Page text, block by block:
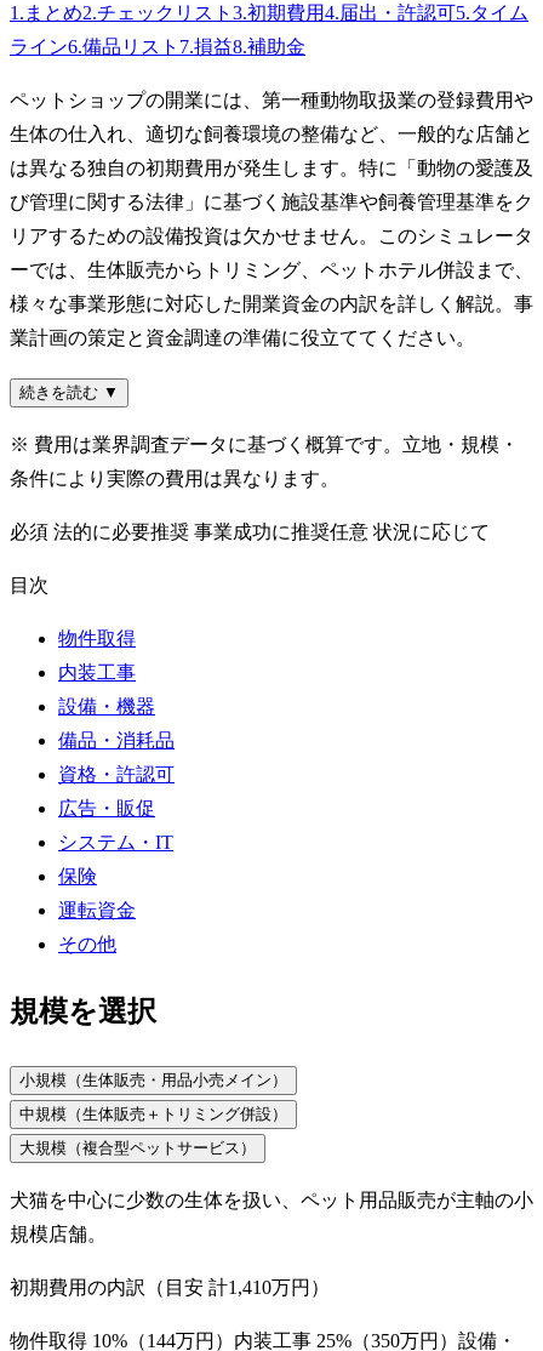
1 . まとめ2.チェックリスト 3.初期費用4.届出・許認可5.タイム
ライン6.備品リスト 7.損益8.補助金
ペットショップの開業には、第一種動物取扱業の登録費用や
生体の仕入れ、適切な飼養環境の整備など、一般的な店舗と
は異なる独自の初期費用が発生します。特に「動物の愛護及
び管理に関する法律」に基づく施設基準や飼養管理基準をク
リアするための設備投資は欠かせません。このシミュレータ
ーでは、生体販売からトリミング、ペットホテル併設まで、
様々な事業形態に対応した開業資金の内訳を詳しく解説。事
業計画の策定と資金調達の準備に役立ててください。
続きを読む ▼
※ 費用は業界調査データに基づく概算です。立地・規模・
条件により実際の費用は異なります。
必須 法的に必要推奨 事業成功に推奨任意 状況に応じて
目次
物件取得
内装工事
設備・機器
備品・消耗品
資格・許認可
広告・販促
システム・IT
保険
運転資金
その他
規模を選択
小規模（生体販売・用品小売メイン）
中規模（生体販売＋トリミング併設）
大規模（複合型ペットサービス）
犬猫を中心に少数の生体を扱い、ペット用品販売が主軸の小
規模店舗。
初期費用の内訳（目安 計1,410万円 ）
物件取得 10%（144万円 ） 内装工事 25%（350万円 ） 設備・